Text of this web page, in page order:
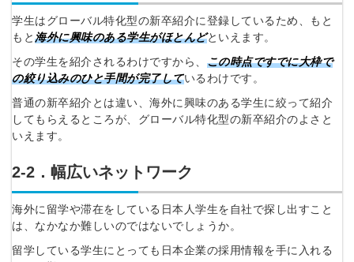
学生はグローバル特化型の新卒紹介に登録しているため、もと
もと海外に興味のある学生がほとんどといえます。
その学生を紹介されるわけですから、 この時点ですでに大枠で
の絞り込みのひと手間が完了しているわけです。
普通の新卒紹介とは違い、海外に興味のある学生に絞って紹介
してもらえるところが、グローバル特化型の新卒紹介のよさと
いえます。
2‐2．幅広いネットワーク
海外に留学や滞在をしている日本人学生を自社で探し出すこと
は、なかなか難しいのではないでしょうか。
留学している学生にとっても日本企業の採用情報を手に入れる